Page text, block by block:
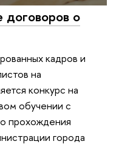
договоров о
кадров и
на
конкурс на
обучении с
прохождения
города